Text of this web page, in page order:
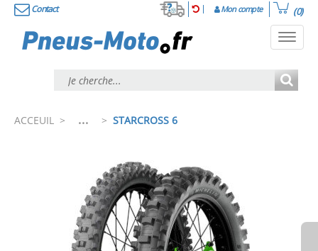
Contact Mon compte (0)
ACCEUIL > ... > STARCROSS 6